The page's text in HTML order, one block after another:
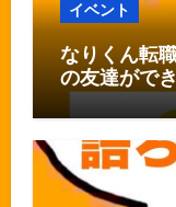
イベント
なりくん転
の友達がで